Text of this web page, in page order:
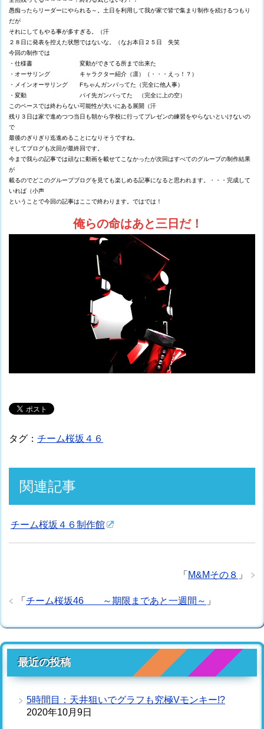
愚痴ったらリーダーにやられる～。土日を利用して我が家で皆で集まり制作を続けるつもり
だが
それにしてもやる事が多すぎる。（汗
２８日に発表を控えた状態ではないな。（なお本日２５日 失笑
今回の制作では
・仕様書 変動ができてる所まで出来た
・オーサリング キャラクター紹介（凛）（・・・えっ！？）
・メインオーサリング Fちゃんガンバってた（完全に他人事）
・変動 パイ先ガンバってた （完全に上の空）
このペースでは終わらない可能性が大いにある展開（汗
残り３日は家で進めつつ当日も朝から学校に行ってプレゼンの練習をやらないといけないの
で
最後のぎりぎり迄進めることになりそうですね。
そしてブログも次回が最終回です。
今まで我らの記事では頑なに動画を載せてこなかったが次回はすべてのグループの制作結果
が
載るのでどこのグループブログを見ても楽しめる記事になると思われます。・・・完成して
いれば（小声
ということで今回の記事はここで終わります。ではでは！
俺らの命はあと三日だ！
タグ： チーム桜坂４６
関連記事
チーム桜坂４６制作館
「 M&Mその８ 」
「 チーム桜坂46 ～期限まであと一週間～ 」
最近の投稿
5時間目：天井狙いでグラフも究極Vモンキー!?
2020年10月9日